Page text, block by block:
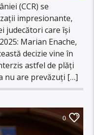
(CCR) se
impresionante,
judecători care își
Marian Enache,
decizie vine în
astfel de plăți
nu are prevăzuți […]
0